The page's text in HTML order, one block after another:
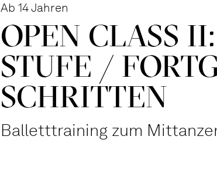
Ab 14 Jahren
OPEN CLASS
STUFE /
SCHRITTEN
Balletttraining zum